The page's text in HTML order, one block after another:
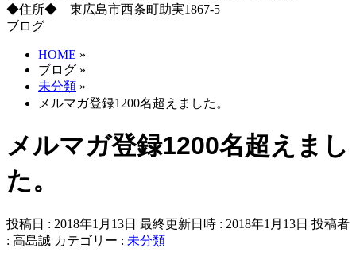
◆住所◆ 東広島市西条町助実1867-5
ブログ
HOME »
ブログ »
未分類 »
メルマガ登録1200名超えました。
メルマガ登録1200名超えまし
た。
投稿日 : 2018年1月13日 最終更新日時 : 2018年1月13日 投稿者
: 高島誠 カテゴリー : 未分類